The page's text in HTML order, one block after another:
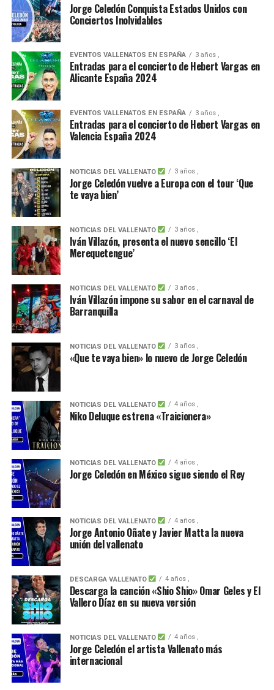
Jorge Celedón Conquista Estados Unidos con
Conciertos Inolvidables
EVENTOS VALLENATOS EN ESPAÑA 3 años ,
Entradas para el concierto de Hebert Vargas en
Alicante España 2024
EVENTOS VALLENATOS EN ESPAÑA 3 años ,
Entradas para el concierto de Hebert Vargas en
Valencia España 2024
NOTICIAS DEL VALLENATO 3 años ,
Jorge Celedón vuelve a Europa con el tour ‘Que
te vaya bien’
NOTICIAS DEL VALLENATO 3 años ,
Iván Villazón, presenta el nuevo sencillo ‘El
Merequetengue’
NOTICIAS DEL VALLENATO 3 años ,
Iván Villazón impone su sabor en el carnaval de
Barranquilla
NOTICIAS DEL VALLENATO 3 años ,
«Que te vaya bien» lo nuevo de Jorge Celedón
NOTICIAS DEL VALLENATO 4 años ,
Niko Deluque estrena «Traicionera»
NOTICIAS DEL VALLENATO 4 años ,
Jorge Celedón en México sigue siendo el Rey
NOTICIAS DEL VALLENATO 4 años ,
Jorge Antonio Oñate y Javier Matta la nueva
unión del vallenato
DESCARGA VALLENATO 4 años ,
Descarga la canción «Shio Shio» Omar Geles y El
Vallero Díaz en su nueva versión
NOTICIAS DEL VALLENATO 4 años ,
Jorge Celedón el artista Vallenato más
internacional